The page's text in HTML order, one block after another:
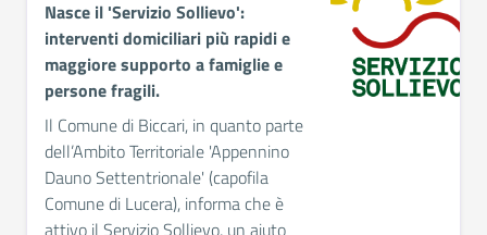
Nasce il 'Servizio Sollievo':
interventi domiciliari più rapidi e
maggiore supporto a famiglie e
persone fragili.
Il Comune di Biccari, in quanto parte
dell’Ambito Territoriale 'Appennino
Dauno Settentrionale' (capofila
Comune di Lucera), informa che è
attivo il Servizio Sollievo, un aiuto